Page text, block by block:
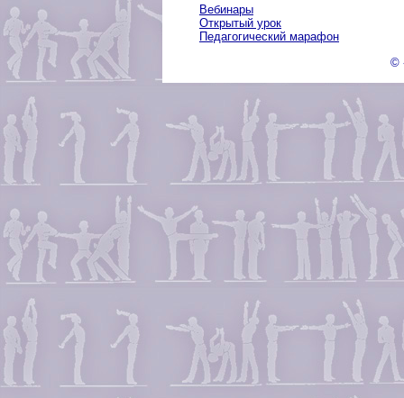
Вебинары
Открытый урок
Педагогический марафон
©